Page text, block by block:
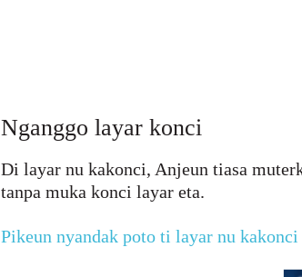
Nganggo layar konci
Di layar nu kakonci, Anjeun tiasa
tanpa muka konci layar eta.
Pikeun nyandak poto ti layar nu kakonci